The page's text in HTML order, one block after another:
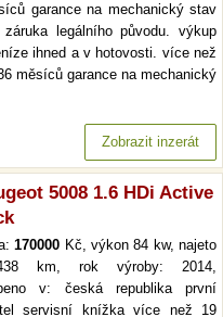
garance na mechanický stav
legálního původu. výkup
ihned a v hotovosti. více než
měsíců garance na mechanický
Zobrazit inzerát
5008 1.6 HDi Active
170000 Kč, výkon 84 kw, najeto
km, rok výroby: 2014,
v: česká republika první
servisní knížka více než 19